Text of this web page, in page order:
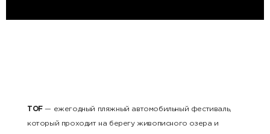
TOF— ежегодный пляжный автомобильный фестиваль,
который проходит на берегу живописного озера и